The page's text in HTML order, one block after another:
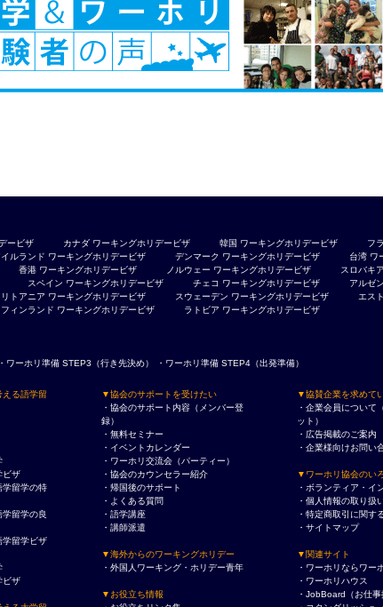
ービザ カナダ ワーキングホリデービザ 韓国 ワーキングホリデービザ フ
イルランド ワーキングホリデービザ デンマーク ワーキングホリデービザ 台湾 ワ
香港 ワーキングホリデービザ ノルウェー ワーキングホリデービザ スロバキア
スペイン ワーキングホリデービザ チェコ ワーキングホリデービザ アルゼ
リトアニア ワーキングホリデービザ スウェーデン ワーキングホリデービザ エス
フィンランド ワーキングホリデービザ ラトビア ワーキングホリデービザ
・ワーホリ準備 STEP3（行き先決め） ・ワーホリ準備 STEP4（出発準備）
る語学留
ビザ
学留学の特
学留学の良
学留学ビザ
ビザ
▼協会のサポートを受けたい
・協会のサポート内容（メンバー登
録）
・無料セミナー
・イベントカレンダー
・ワーホリ交流会（パーティー）
・協会のカウンセラー紹介
・帰国後のサポート
・よくある質問
・語学講座
・講師派遣
▼海外からのワーキングホリデー
・外国人ワーキング・ホリデー青年
▼お役立ち情報
▼協賛企業を求めて
・企業会員について
ット）
・広告掲載のご案内
・企業様向けお問い
▼ワーホリ協会のい
・ボランティア・イ
・個人情報の取り扱
・特定商取引に関す
・サイトマップ
▼関連サイト
・ワーホリならワー
・ワーホリハウス
・JobBoard（お仕事